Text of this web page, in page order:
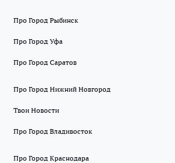
Про Город Рыбинск
Про Город Уфа
Про Город Саратов
Про Город Нижний Новгород
Твои Новости
Про Город Владивосток
Про Город Краснодара